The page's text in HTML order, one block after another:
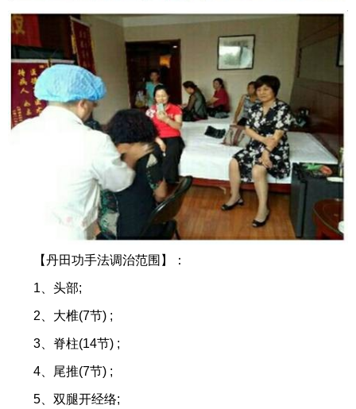
【丹田功手法调治范围】：
1、头部;
2、大椎(7节) ;
3、脊柱(14节) ;
4、尾推(7节) ;
5、双腿开经络;